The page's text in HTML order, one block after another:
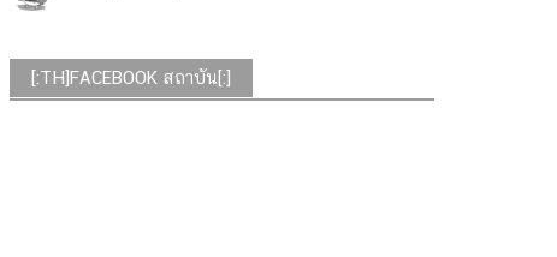
[:TH]FACEBOOK สถาบัน[:]